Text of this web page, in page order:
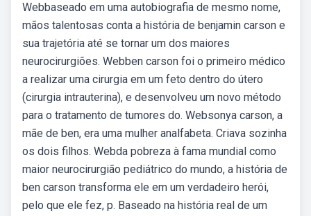
Webbaseado em uma autobiografia de mesmo nome,
mãos talentosas conta a história de benjamin carson e
sua trajetória até se tornar um dos maiores
neurocirurgiões. Webben carson foi o primeiro médico
a realizar uma cirurgia em um feto dentro do útero
(cirurgia intrauterina), e desenvolveu um novo método
para o tratamento de tumores do. Websonya carson, a
mãe de ben, era uma mulher analfabeta. Criava sozinha
os dois filhos. Webda pobreza à fama mundial como
maior neurocirurgião pediátrico do mundo, a história de
ben carson transforma ele em um verdadeiro herói,
pelo que ele fez, p. Baseado na história real de um